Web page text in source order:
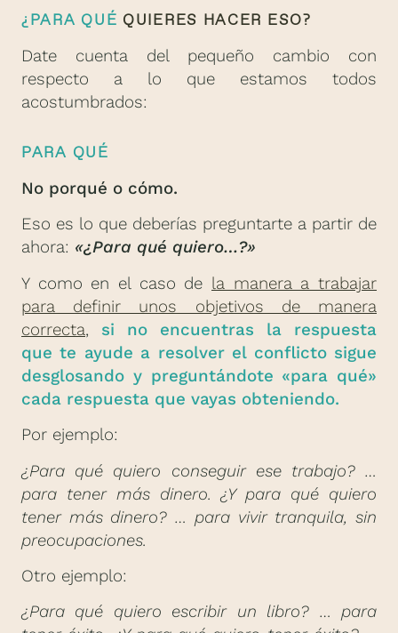
¿PARA QUÉ QUIERES HACER ESO?
Date cuenta del pequeño cambio con
respecto a lo que estamos todos
acostumbrados:
PARA QUÉ
No porqué o cómo.
Eso es lo que deberías preguntarte a partir de
ahora: «¿Para qué quiero…?»
Y como en el caso de la manera a trabajar
para definir unos objetivos de manera
correcta, si no encuentras la respuesta
que te ayude a resolver el conflicto sigue
desglosando y preguntándote «para qué»
cada respuesta que vayas obteniendo.
Por ejemplo:
¿Para qué quiero conseguir ese trabajo? …
para tener más dinero. ¿Y para qué quiero
tener más dinero? … para vivir tranquila, sin
preocupaciones.
Otro ejemplo:
¿Para qué quiero escribir un libro? … para